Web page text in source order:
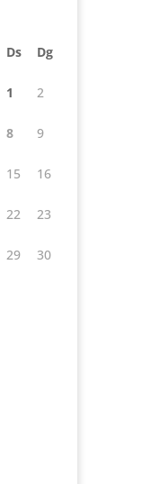
Ds Dg
1 2
8 9
15 16
22 23
29 30